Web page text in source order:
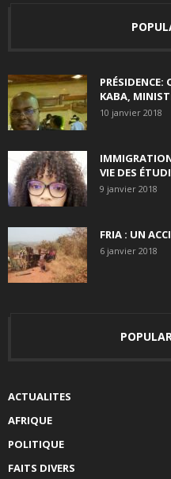
KABA,
10 janvier 2018
VIE DES
9 janvier 2018
FRIA : UN
6 janvier 2018
ACTUALITES
AFRIQUE
POLITIQUE
FAITS DIVERS